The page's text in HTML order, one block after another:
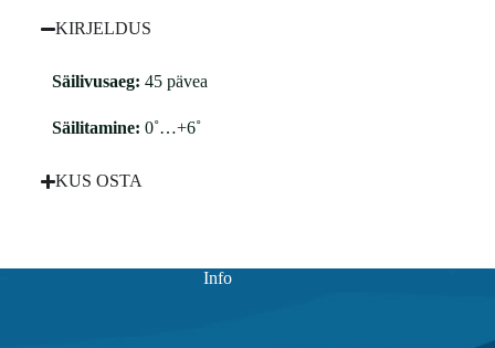
KIRJELDUS
Säilivusaeg: 45 pävea
Säilitamine: 0˚…+6˚
KUS OSTA
Info